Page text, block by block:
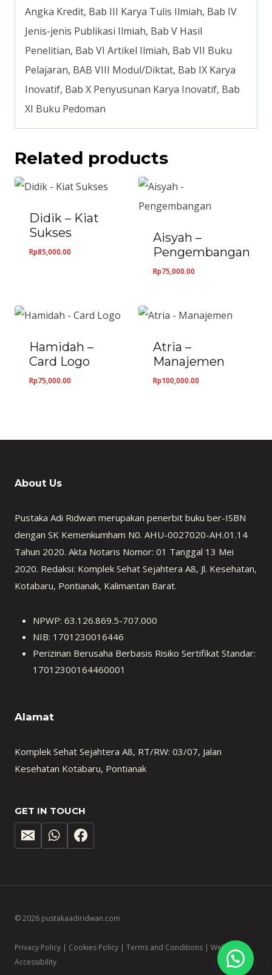
Angka Kredit, Bab III Karya Tulis Ilmiah, Bab IV
Jenis-jenis Publikasi Ilmiah, Bab V Hasil
Penelitian, Bab VI Artikel Ilmiah, Bab VII Buku
Pelajaran, BAB VIII Modul/Diktat, Bab IX Karya
Inovatif, Bab X Penyusunan Karya Inovatif, Bab
XI Buku Pedoman
Related products
Didik – Kiat
Sukses
Rp85,000.00
Aisyah –
Pengembangan
Rp75,000.00
Hamidah –
Card Logo
Rp75,000.00
Atria –
Manajemen
Rp100,000.00
About Us
Pustaka Adi Ridwan merupakan penerbit buku ber-ISBN
dengan SK Kemenkumham N0. AHU-0027020-AH.01.14
Tahun 2020. Akta Notaris Nomor: 01 Tanggal 13 Mei
2020. Redaksi: Komplek Sehat Sejahtera A8, Jl. Kesehatan,
Kotabaru, Pontianak, Kalimantan Barat.
NPWP: 63.126.869.5-707.000
NIB: 1701230016446
Perizinan Berusaha Berbasis Risiko Sertifikat Standar:
17012300164460001
Alamat
Komplek Sehat Sejahtera A8, RT/RW: 03/07, Jalan
Kesehatan Kotabaru, Pontianak
GET IN TOUCH
© 2026 pustakaadiridwan.com
Privacy Policy | Cookies Policy | Terms and Conditions | Website
Accessibility